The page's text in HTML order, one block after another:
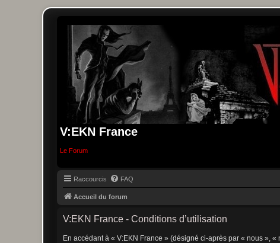
V:EKN France
Le Forum
Raccourcis FAQ
Accueil du forum
V:EKN France - Conditions d’utilisation
En accédant à « V:EKN France » (désigné ci-après par « nous »,